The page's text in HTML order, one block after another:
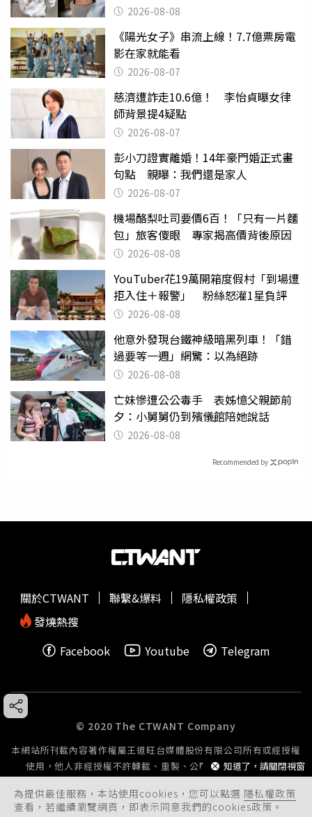
2026-08-08
《陽光女子》串流上線！7.7億票房電
影在家就能看
2026-08-07
慈濟遭詐走10.6億！ 李怡貞曝女律
師背景提4疑點
2026-08-07
彭小刀證實離婚！14年豪門婚正式畫
句點 親曝：我們還是家人
2026-08-07
機場酪梨吐司要價6百！「只有一片麵
包」旅客傻眼 專家揭高價背後原因
2026-08-08
YouTuber花19萬開箱度假村「到場遭
拒入住＋報警」 粉絲怒灌1星負評
2026-08-08
他意外發現台鐵神級暗黑列車！「錯
過要等一週」網驚：以為絕跡
2026-08-08
亡妹慘遭公公毒手 表姊憶父親節前
夕：小舅舅仍到殯儀館陪她說話
2026-08-08
Recommended by
為提供最佳服務，本站使用cookies，您可以點選 隱私權政策
查看，若繼續瀏覽網頁，即表示同意我們的cookies政策。
知道了，請關閉視窗
關於CTWANT 聯繫&爆料
隱私權政策
發燒熱搜
Facebook
Youtube Telegram
© 2020 The CTWANT Company
本網站所刊載內容著作權屬王道旺台媒體股份有限公司所有或經授權
使用，他人非經授權不許轉載、重製、公開播送或公開傳輸。